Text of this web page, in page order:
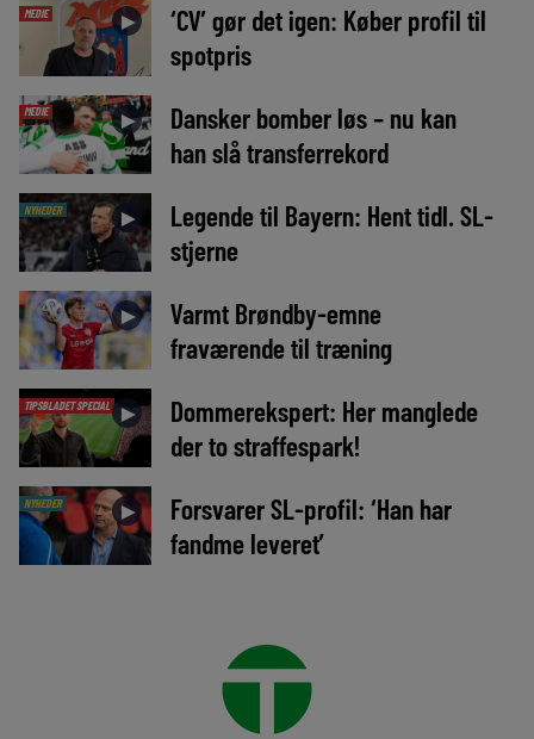
MEDIE ►
‘CV’ gør det igen: Køber profil til
spotpris
MEDIE ►
Dansker bomber løs – nu kan
han slå transferrekord
NYHEDER ►
Legende til Bayern: Hent tidl. SL-
stjerne
►
Varmt Brøndby-emne
fraværende til træning
TIPSBLADET SPECIAL ►
Dommerekspert: Her manglede
der to straffespark!
NYHEDER ►
Forsvarer SL-profil: ‘Han har
fandme leveret’